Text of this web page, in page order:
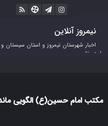
نیمروز آنلاین
اخبار شهرستان نیمروز و استان سیستان و
بلوچستان
مکتب امام حسین(ع) الگویی